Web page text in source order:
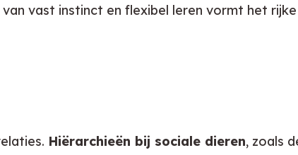
vast instinct en flexibel leren vormt het
Hiërarchieën bij sociale dieren, zoals